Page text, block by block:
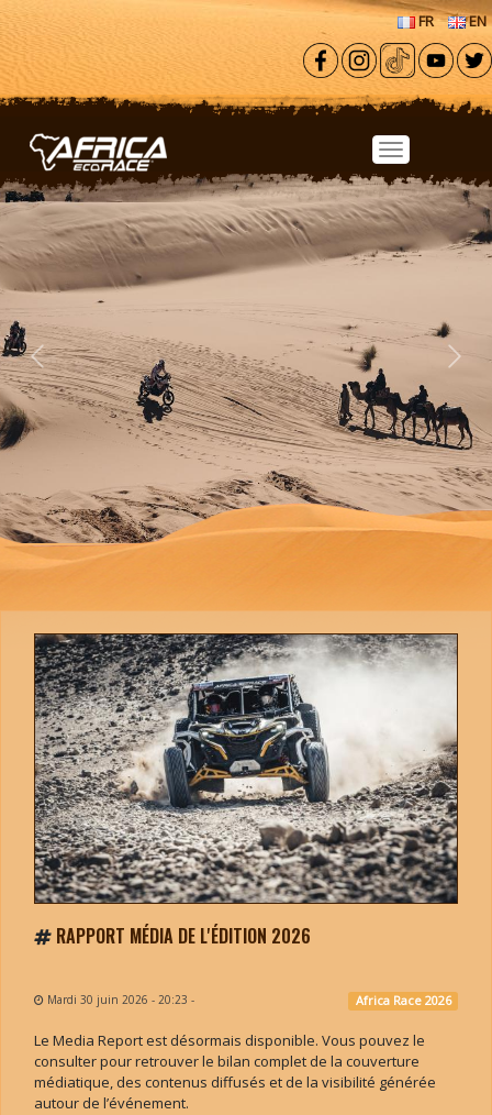
Aller au contenu principal
FR EN
Previous Next
RAPPORT MÉDIA DE L'ÉDITION 2026
Mardi 30 juin 2026 - 20:23 - Africa Race 2026
Le Media Report est désormais disponible. Vous pouvez le
consulter pour retrouver le bilan complet de la couverture
médiatique, des contenus diffusés et de la visibilité générée
autour de l’événement.